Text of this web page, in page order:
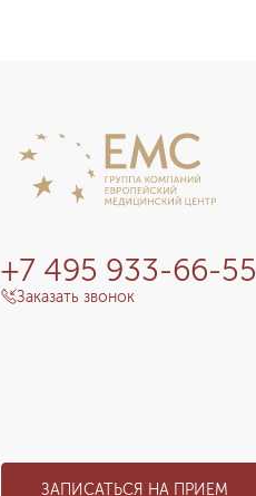
+7 495 933-66-55
Заказать звонок
ЗАПИСАТЬСЯ НА ПРИЕМ